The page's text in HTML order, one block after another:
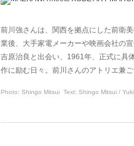
前川強さんは、関西を拠点にした前衛
業後、大手家電メーカーや映画会社の
吉原治良と出会い、1961年、正式に具
作に励む日々。前川さんのアトリエ兼
Photo: Shingo Mitsui Text: Shingo Mitsui /